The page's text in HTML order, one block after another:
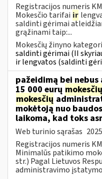
Registracijos numeris
Mokesčio tarifai ir
saldinti gėrimai
grąžinami taip:...
Mokesčių žinyno
saldinti gėrimai (II
ir lengvatos (saldinti
pažeidimą bei
15 000 eurų mokesčių
mokesčių
mokėtoją nuo
laikoma, kad toks
Web turinio sąrašas
Registracijos numeris
Minimalūs patikimo
str.) Pagal Lietuvos
administravimo